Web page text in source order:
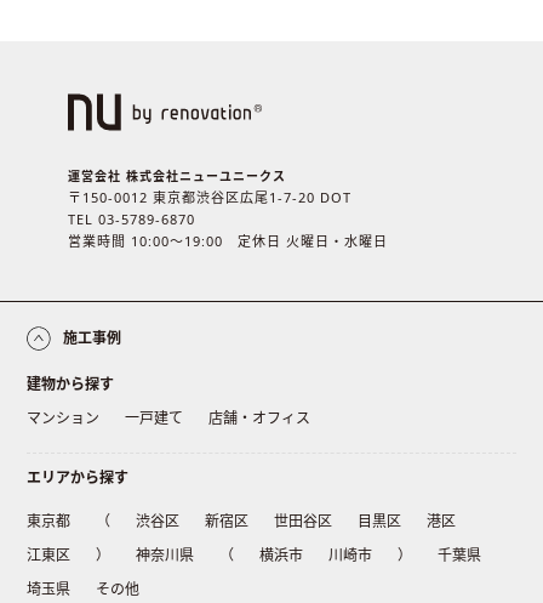
運営会社 株式会社ニューユニークス
〒150-0012 東京都渋谷区広尾1-7-20 DOT
TEL 03-5789-6870
営業時間 10:00〜19:00 定休日 火曜日・水曜日
施工事例
建物から探す
マンション
一戸建て 店舗・オフィス
エリアから探す
東京都 （ 渋谷区 新宿区 世田谷区 目黒区
港区
江東区
） 神奈川県 （ 横浜市 川崎市 ）
千葉県
埼玉県
その他